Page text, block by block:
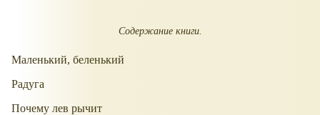
Содержание книги.
Маленький, беленький
Радуга
Почему лев рычит